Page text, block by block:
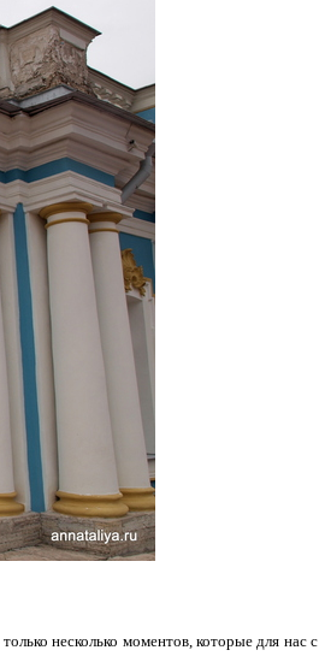
несколько моментов, которые для нас с